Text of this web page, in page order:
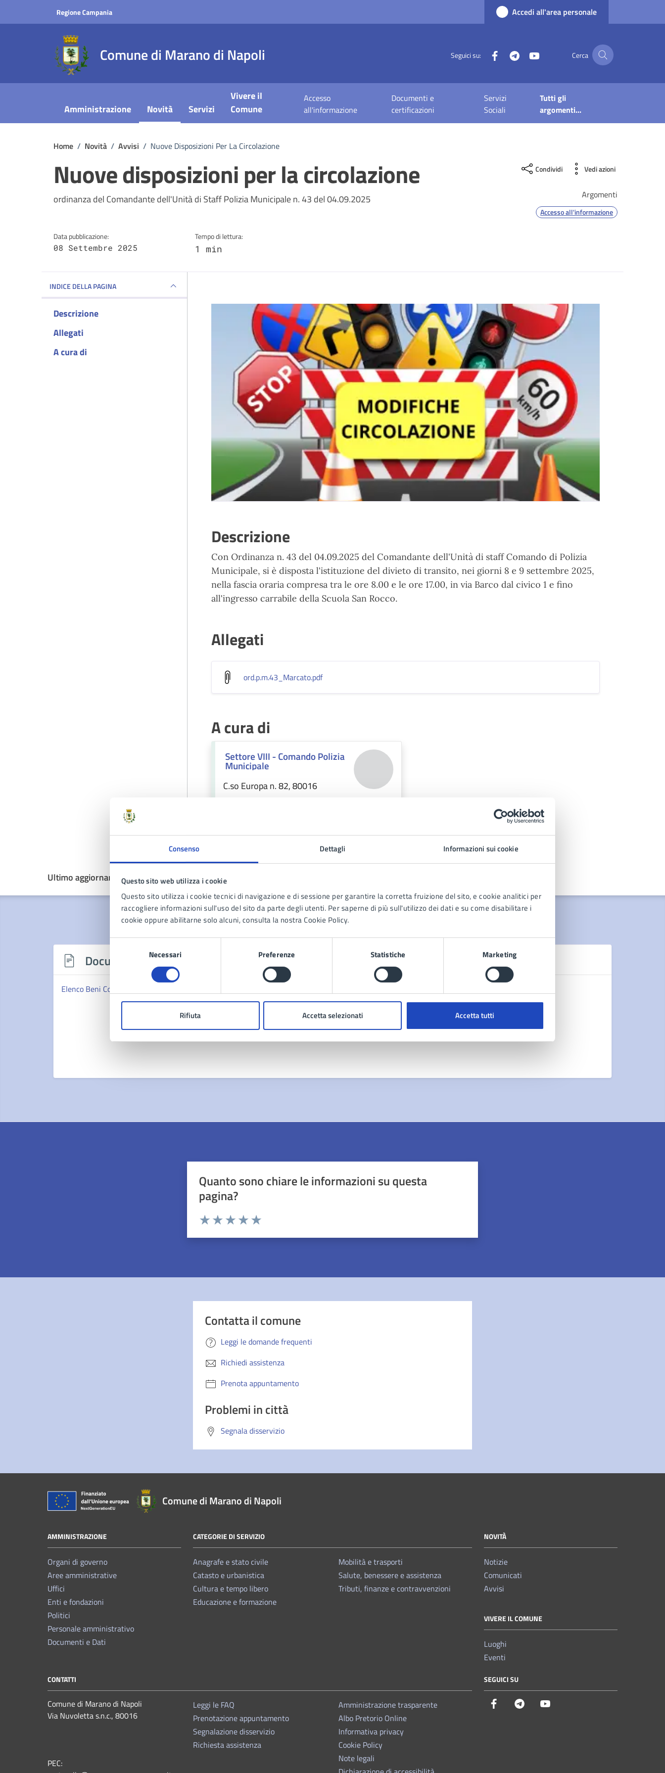
Consenso Dettagli Informazioni sui cookie
Questo sito web utilizza i cookie
Questo sito utilizza i cookie tecnici di navigazione e di sessione per garantire la corretta fruizione del sito, e cookie analitici per
raccogliere informazioni sull'uso del sito da parte degli utenti. Per saperne di più sull'utilizzo dei dati e su come disabilitare i
cookie oppure abilitarne solo alcuni, consulta la nostra Cookie Policy.
Selezione
consenso
Necessari Preferenze Statistiche Marketing
Rifiuta Accetta selezionati Accetta tutti
Regione Campania Accedi all'area personale
Comune di Marano di Napoli Seguici su: FacebookTelegram Cerca
Amministrazione Novità Servizi
Vivere il
Comune
Accesso
all'informazione
Documenti e
certificazioni
Servizi
Sociali
Tutti gli
argomenti...
Home / Novità / Avvisi / Nuove Disposizioni Per La Circolazione
Nuove disposizioni per la circolazione
Dettagli della notizia
ordinanza del Comandante dell'Unità di Staff Polizia Municipale n. 43 del 04.09.2025
Data pubblicazione:
08 Settembre 2025
Tempo di lettura:
1 min
Condividi Vedi azioni
Argomenti
Accesso all'informazione
INDICE DELLA PAGINA
Descrizione
Allegati
A cura di
Descrizione
Con Ordinanza n. 43 del 04.09.2025 del Comandante dell'Unità di staff Comando di Polizia
Municipale, si è disposta l'istituzione del divieto di transito, nei giorni 8 e 9 settembre 2025,
nella fascia oraria compresa tra le ore 8.00 e le ore 17.00, in via Barco dal civico 1 e fino
all'ingresso carrabile della Scuola San Rocco.
Allegati
ord.p.m.43_Marcato.pdf
A cura di
Settore VIII - Comando Polizia
Municipale
C.so Europa n. 82, 80016
Ultimo aggiornamento:08/09/2025, 08:56
Contenuti correlati
Documenti
Elenco Beni Confiscati
Quanto sono chiare le informazioni su questa
pagina?
Contatta il comune
Leggi le domande frequenti
Richiedi assistenza
Prenota appuntamento
Problemi in città
Segnala disservizio
Comune di Marano di Napoli
AMMINISTRAZIONE
Organi di governo
Aree amministrative
Uffici
Enti e fondazioni
Politici
Personale amministrativo
Documenti e Dati
CATEGORIE DI SERVIZIO
Anagrafe e stato civile
Catasto e urbanistica
Cultura e tempo libero
Educazione e formazione
Mobilità e trasporti
Salute, benessere e assistenza
Tributi, finanze e contravvenzioni
NOVITÀ
Notizie
Comunicati
Avvisi
VIVERE IL COMUNE
Luoghi
Eventi
CONTATTI
Comune di Marano di Napoli
Via Nuvoletta s.n.c., 80016
PEC:
Leggi le FAQ
Prenotazione appuntamento
Segnalazione disservizio
Richiesta assistenza
Amministrazione trasparente
Albo Pretorio Online
Informativa privacy
Cookie Policy
Note legali
SEGUICI SU
Facebook Telegram